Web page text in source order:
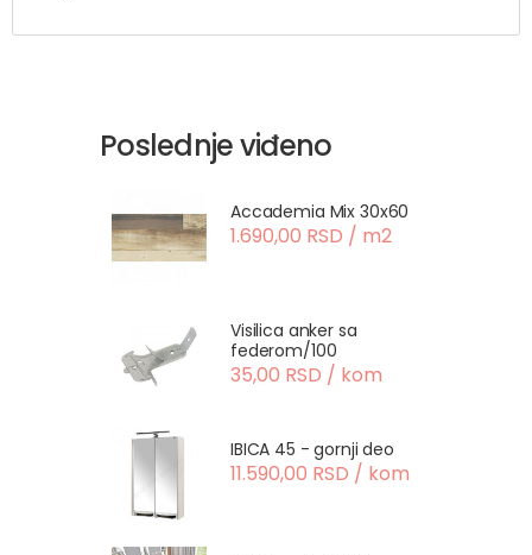
Poslednje viđeno
Accademia Mix 30x60
1.690,00 RSD / m2
Visilica anker sa
federom/100
35,00 RSD / kom
IBICA 45 - gornji deo
11.590,00 RSD / kom